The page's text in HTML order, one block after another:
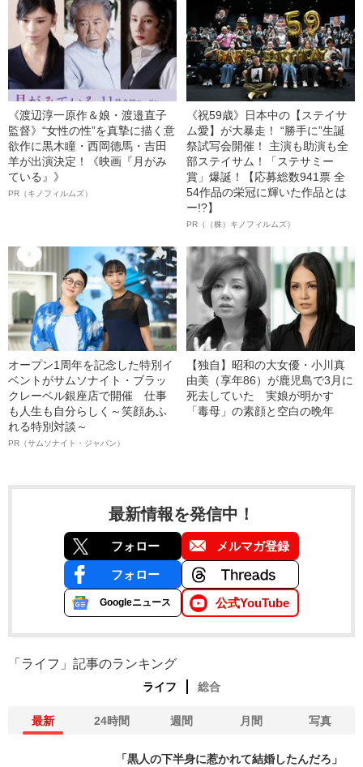
《渡辺淳一原作＆娘・渡邉直子
監督》“女性の性”を真摯に描く意
欲作に黒木瞳・西岡德馬・吉田
羊が出演決定！《映画『月がみ
ている』》
PR（キノフィルムズ）
《祝59歳》日本中の【ステイサ
ム愛】が大暴走！ “勝手に”生誕
祭試写会開催！ 主演も助演も全
部ステイサム！「ステサミー
賞」爆誕！【応募総数941票 全
54作品の栄冠に輝いた作品とは
ー!?】
PR（（株）キノフィルムズ）
オープン1周年を記念した特別イ
ベントがサムソナイト・ブラッ
クレーベル銀座店で開催 仕事
も人生も自分らしく～笑顔あふ
れる特別対談～
PR（サムソナイト・ジャパン）
【独自】昭和の大女優・小川真
由美（享年86）が鹿児島で3月に
死去していた 実娘が明かす
「毒母」の素顔と空白の晩年
最新情報を発信中！
フォロー メルマガ登録
フォロー
Googleニュース 公式YouTube
「ライフ」記事のランキング
ライフ 総合
最新 24時間 週間 月間 写真
「黒人の下半身に惹かれて結婚したんだろ」